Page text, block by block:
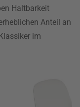
Haltbarkeit
Anteil an
im